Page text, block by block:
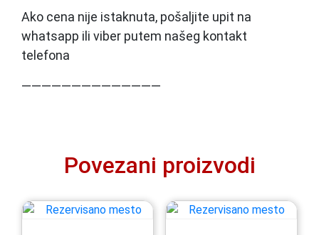
Ako cena nije istaknuta, pošaljite upit na
whatsapp ili viber putem našeg kontakt
telefona
——————————————
Povezani proizvodi